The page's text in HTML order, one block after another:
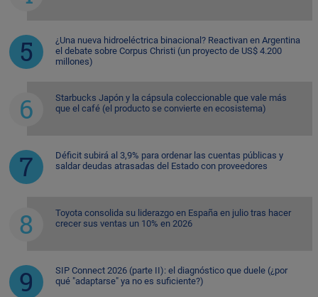
¿Una nueva hidroeléctrica binacional? Reactivan en Argentina
el debate sobre Corpus Christi (un proyecto de US$ 4.200
millones)
Starbucks Japón y la cápsula coleccionable que vale más
que el café (el producto se convierte en ecosistema)
Déficit subirá al 3,9% para ordenar las cuentas públicas y
saldar deudas atrasadas del Estado con proveedores
Toyota consolida su liderazgo en España en julio tras hacer
crecer sus ventas un 10% en 2026
SIP Connect 2026 (parte II): el diagnóstico que duele (¿por
qué "adaptarse" ya no es suficiente?)